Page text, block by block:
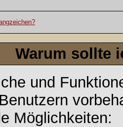
Warum sollte
und
Möglichkeiten: